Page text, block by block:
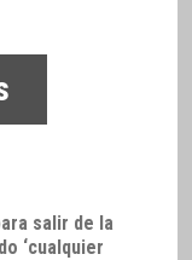
salir de la
‘cualquier